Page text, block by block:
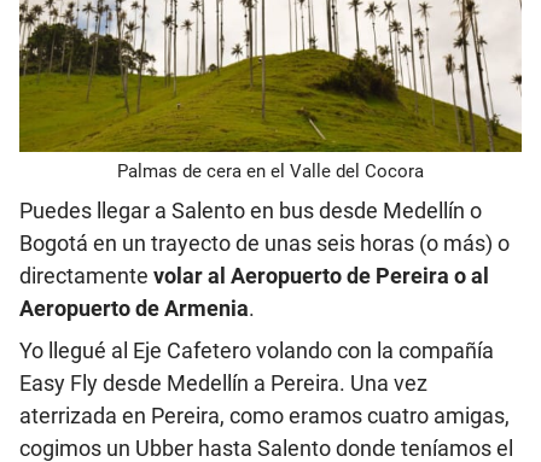
Palmas de cera en el Valle del Cocora
Puedes llegar a Salento en bus desde Medellín o
Bogotá en un trayecto de unas seis horas (o más) o
directamente volar al Aeropuerto de Pereira o al
Aeropuerto de Armenia.
Yo llegué al Eje Cafetero volando con la compañía
Easy Fly desde Medellín a Pereira. Una vez
aterrizada en Pereira, como eramos cuatro amigas,
cogimos un Ubber hasta Salento donde teníamos el